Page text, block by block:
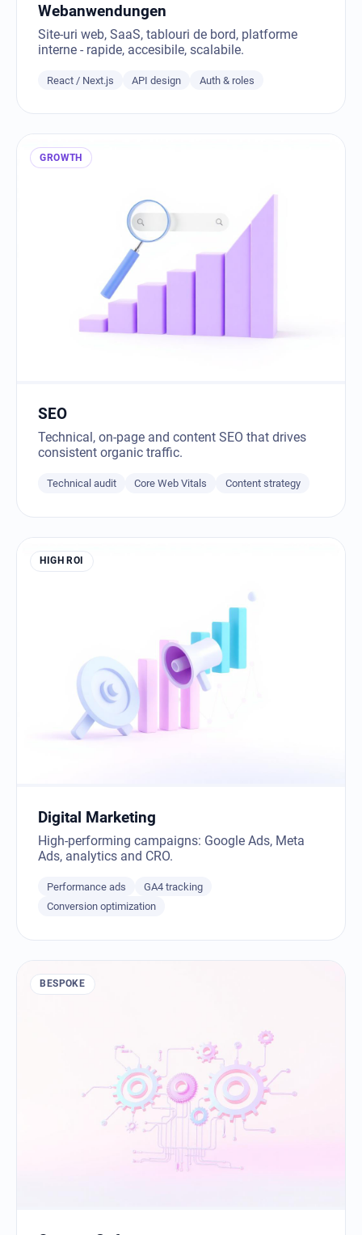
Webanwendungen
Site-uri web, SaaS, tablouri de bord, platforme
interne - rapide, accesibile, scalabile.
React / Next.js API design Auth & roles
GROWTH
SEO
Technical, on-page and content SEO that drives
consistent organic traffic.
Technical audit Core Web Vitals Content strategy
HIGH ROI
Digital Marketing
High-performing campaigns: Google Ads, Meta
Ads, analytics and CRO.
Performance ads
GA4 tracking
Conversion optimization
BESPOKE